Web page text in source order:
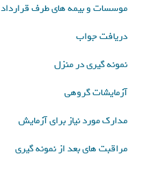
موسسات و بیمه های طرف قرارداد
دریافت جواب
نمونه گیری در منزل
آزمایشات گروهی
مدارک مورد نیاز برای آزمایش
مراقبت های بعد از نمونه گیری